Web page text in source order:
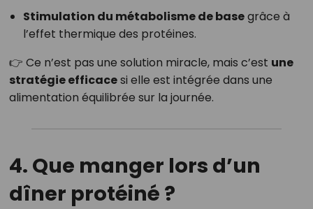
Stimulation du métabolisme de basegrâce à
l’effet thermique des protéines.
👉 Ce n’est pas une solution miracle, mais c’est une
stratégie efficacesi elle est intégrée dans une
alimentation équilibrée sur la journée.
4. Que manger lors d’un
dîner protéiné ?